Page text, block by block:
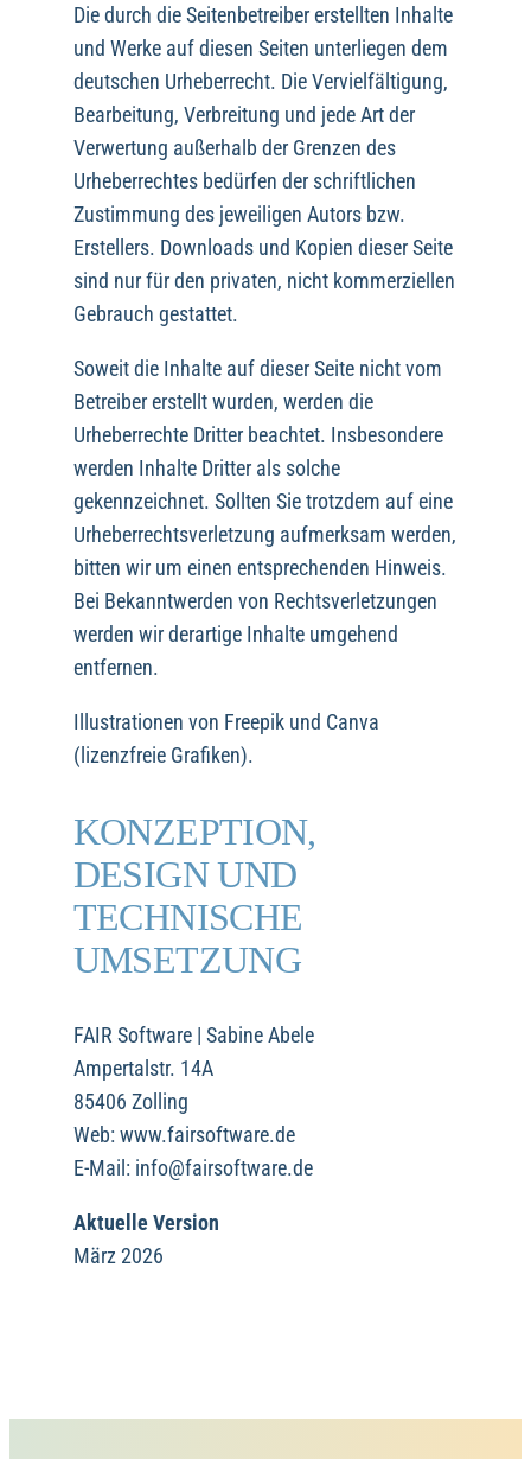
Die durch die Seitenbetreiber erstellten Inhalte
und Werke auf diesen Seiten unterliegen dem
deutschen Urheberrecht. Die Vervielfältigung,
Bearbeitung, Verbreitung und jede Art der
Verwertung außerhalb der Grenzen des
Urheberrechtes bedürfen der schriftlichen
Zustimmung des jeweiligen Autors bzw.
Erstellers. Downloads und Kopien dieser Seite
sind nur für den privaten, nicht kommerziellen
Gebrauch gestattet.
Soweit die Inhalte auf dieser Seite nicht vom
Betreiber erstellt wurden, werden die
Urheberrechte Dritter beachtet. Insbesondere
werden Inhalte Dritter als solche
gekennzeichnet. Sollten Sie trotzdem auf eine
Urheberrechtsverletzung aufmerksam werden,
bitten wir um einen entsprechenden Hinweis.
Bei Bekanntwerden von Rechtsverletzungen
werden wir derartige Inhalte umgehend
entfernen.
Illustrationen von Freepik und Canva
(lizenzfreie Grafiken).
KONZEPTION,
DESIGN UND
TECHNISCHE
UMSETZUNG
FAIR Software | Sabine Abele
Ampertalstr. 14A
85406 Zolling
Web: www.fairsoftware.de
E-Mail: info@fairsoftware.de
Aktuelle Version
März 2026